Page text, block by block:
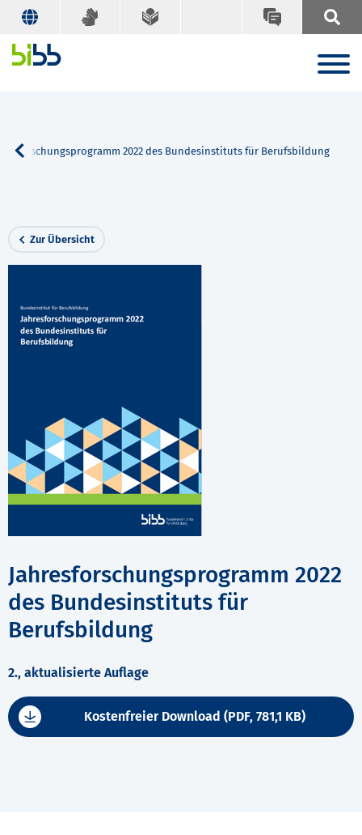
2022 des Bundesinstituts für Berufsbildung
Zur Übersicht
Jahresforschungsprogramm 2022
des Bundesinstituts für
Berufsbildung
2., aktualisierte Auflage
Kostenfreier Download (PDF, 781,1 KB)